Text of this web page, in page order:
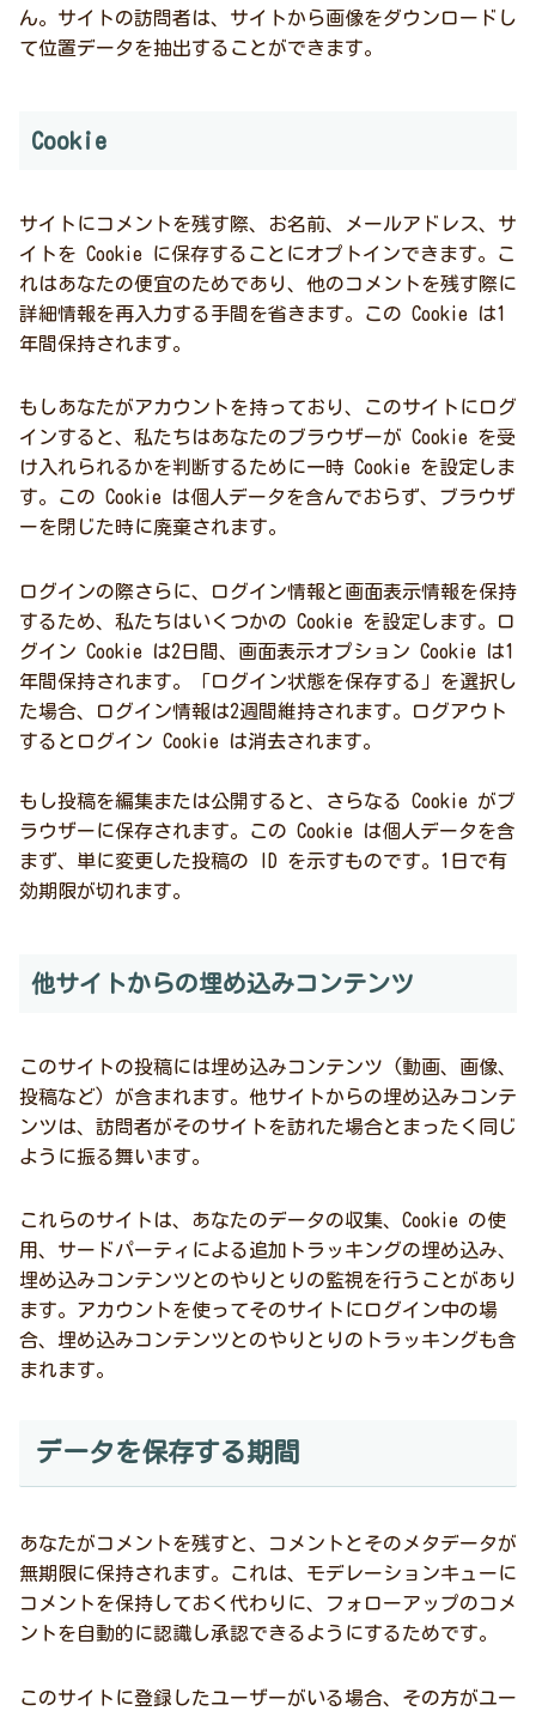
ん。サイトの訪問者は、サイトから画像をダウンロードし
て位置データを抽出することができます。
Cookie
サイトにコメントを残す際、お名前、メールアドレス、サ
イトを Cookie に保存することにオプトインできます。こ
れはあなたの便宜のためであり、他のコメントを残す際に
詳細情報を再入力する手間を省きます。この Cookie は1
年間保持されます。
もしあなたがアカウントを持っており、このサイトにログ
インすると、私たちはあなたのブラウザーが Cookie を受
け入れられるかを判断するために一時 Cookie を設定しま
す。この Cookie は個人データを含んでおらず、ブラウザ
ーを閉じた時に廃棄されます。
ログインの際さらに、ログイン情報と画面表示情報を保持
するため、私たちはいくつかの Cookie を設定します。ロ
グイン Cookie は2日間、画面表示オプション Cookie は1
年間保持されます。「ログイン状態を保存する」を選択し
た場合、ログイン情報は2週間維持されます。ログアウト
するとログイン Cookie は消去されます。
もし投稿を編集または公開すると、さらなる Cookie がブ
ラウザーに保存されます。この Cookie は個人データを含
まず、単に変更した投稿の ID を示すものです。1日で有
効期限が切れます。
他サイトからの埋め込みコンテンツ
このサイトの投稿には埋め込みコンテンツ (動画、画像、
投稿など) が含まれます。他サイトからの埋め込みコンテ
ンツは、訪問者がそのサイトを訪れた場合とまったく同じ
ように振る舞います。
これらのサイトは、あなたのデータの収集、Cookie の使
用、サードパーティによる追加トラッキングの埋め込み、
埋め込みコンテンツとのやりとりの監視を行うことがあり
ます。アカウントを使ってそのサイトにログイン中の場
合、埋め込みコンテンツとのやりとりのトラッキングも含
まれます。
データを保存する期間
あなたがコメントを残すと、コメントとそのメタデータが
無期限に保持されます。これは、モデレーションキューに
コメントを保持しておく代わりに、フォローアップのコメ
ントを自動的に認識し承認できるようにするためです。
このサイトに登録したユーザーがいる場合、その方がユー